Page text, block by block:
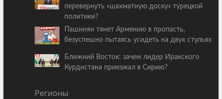
перевернуть «шахматную доску» турецкой
политики?
Пашинян тянет Армению в пропасть,
безуспешно пытаясь усидеть на двух стульях
Ближний Восток: зачем лидер Иракского
Курдистана приезжал в Сирию?
Регионы